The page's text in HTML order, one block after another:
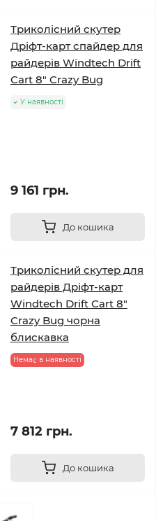
Триколісний скутер
Дріфт-карт спайдер для
райдерів Windtech Drift
Cart 8″ Crazy Bug
У наявності
9 161 грн.
До кошика
Триколісний скутер для
райдерів Дріфт-карт
Windtech Drift Cart 8″
Crazy Bug чорна
блискавка
Немає в наявності
7 812 грн.
До кошика